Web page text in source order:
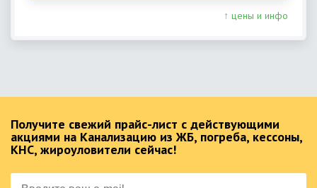
↑ цены и инфо
Получите свежий прайс-лист с действующими
акциями на Канализацию из ЖБ, погреба, кессоны,
КНС, жироуловители сейчас!